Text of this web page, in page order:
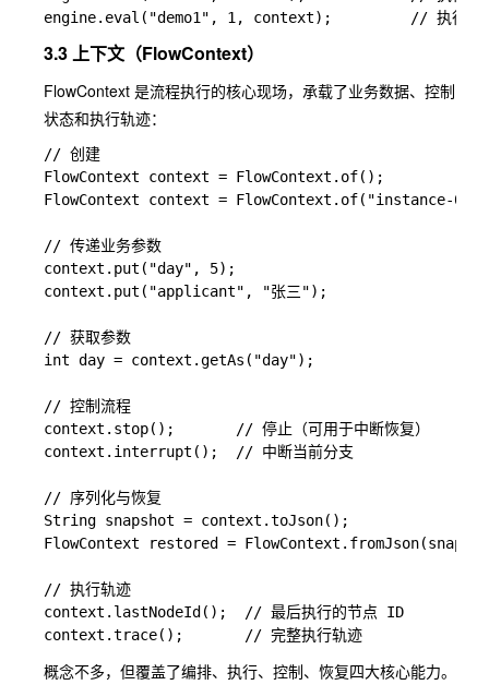
3.3 上下文（FlowContext）
FlowContext 是流程执行的核心现场，承载了业务数据、控制
状态和执行轨迹：
// 创建
FlowContext context = FlowContext.of();
FlowContext context = FlowContext.of("instance-
// 传递业务参数
context.put("day", 5);
context.put("applicant", "张三");
// 获取参数
int day = context.getAs("day");
// 控制流程
context.stop();       // 停止（可用于中断恢复）
context.interrupt();  // 中断当前分支
// 序列化与恢复
String snapshot = context.toJson();
FlowContext restored =
// 执行轨迹
context.lastNodeId();  // 最后执行的节点 ID
概念不多，但覆盖了编排、执行、控制、恢复四大核心能力。